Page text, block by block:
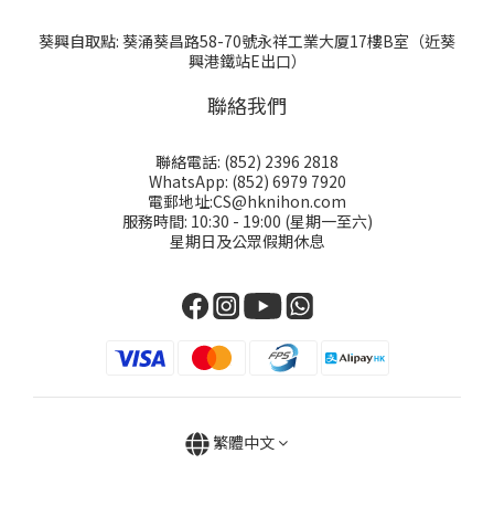
葵興自取點: 葵涌葵昌路58-70號永祥工業大厦17樓B室（近葵
興港鐵站E出口）
聯絡我們
聯絡電話: (852) 2396 2818
WhatsApp: (852) 6979 7920
電郵地址:CS@hknihon.com
服務時間: 10:30 - 19:00 (星期一至六)
星期日及公眾假期休息
繁體中文